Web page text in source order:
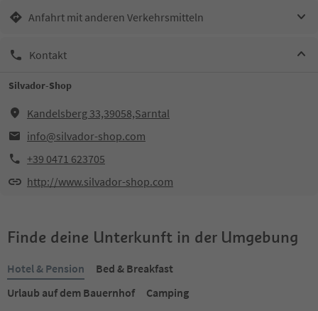
Anfahrt mit anderen Verkehrsmitteln
Kontakt
Silvador-Shop
Kandelsberg 33,39058,Sarntal
info@silvador-shop.com
+39 0471 623705
http://www.silvador-shop.com
Finde deine Unterkunft in der Umgebung
Hotel & Pension
Bed & Breakfast
Urlaub auf dem Bauernhof
Camping